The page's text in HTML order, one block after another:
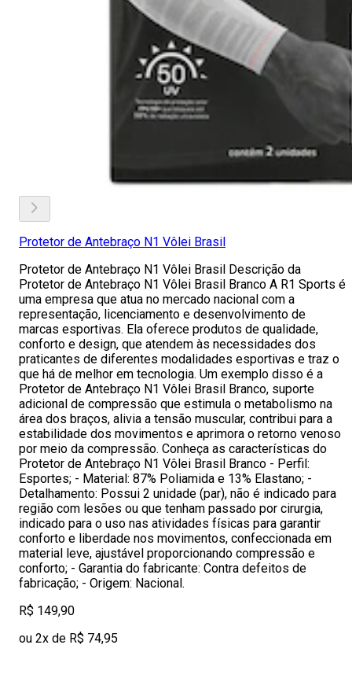
Protetor de Antebraço N1 Vôlei Brasil
Protetor de Antebraço N1 Vôlei Brasil Descrição da
Protetor de Antebraço N1 Vôlei Brasil Branco A R1 Sports é
uma empresa que atua no mercado nacional com a
representação, licenciamento e desenvolvimento de
marcas esportivas. Ela oferece produtos de qualidade,
conforto e design, que atendem às necessidades dos
praticantes de diferentes modalidades esportivas e traz o
que há de melhor em tecnologia. Um exemplo disso é a
Protetor de Antebraço N1 Vôlei Brasil Branco, suporte
adicional de compressão que estimula o metabolismo na
área dos braços, alivia a tensão muscular, contribui para a
estabilidade dos movimentos e aprimora o retorno venoso
por meio da compressão. Conheça as características do
Protetor de Antebraço N1 Vôlei Brasil Branco - Perfil:
Esportes; - Material: 87% Poliamida e 13% Elastano; -
Detalhamento: Possui 2 unidade (par), não é indicado para
região com lesões ou que tenham passado por cirurgia,
indicado para o uso nas atividades físicas para garantir
conforto e liberdade nos movimentos, confeccionada em
material leve, ajustável proporcionando compressão e
conforto; - Garantia do fabricante: Contra defeitos de
fabricação; - Origem: Nacional.
R$ 149,90
ou 2x de R$ 74,95